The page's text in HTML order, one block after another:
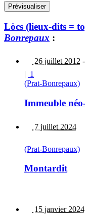
Lòcs (lieux-dits =
Bonrepaux :
26 juillet 2012 -
| 1
(Prat-Bonrepaux)
Immeuble
7 juillet 2024
(Prat-Bonrepaux)
Montardit
15 janvier 2024